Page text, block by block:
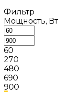
Фильтр
Мощность, Вт
60
270
480
690
900